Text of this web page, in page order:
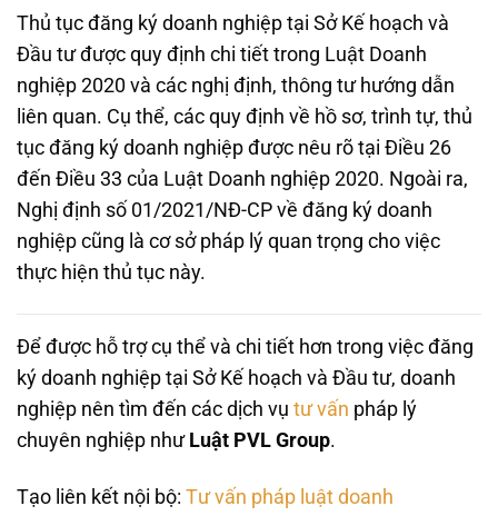
Thủ tục đăng ký doanh nghiệp tại Sở Kế hoạch và
Đầu tư được quy định chi tiết trong Luật Doanh
nghiệp 2020 và các nghị định, thông tư hướng dẫn
liên quan. Cụ thể, các quy định về hồ sơ, trình tự, thủ
tục đăng ký doanh nghiệp được nêu rõ tại Điều 26
đến Điều 33 của Luật Doanh nghiệp 2020. Ngoài ra,
Nghị định số 01/2021/NĐ-CP về đăng ký doanh
nghiệp cũng là cơ sở pháp lý quan trọng cho việc
thực hiện thủ tục này.
Để được hỗ trợ cụ thể và chi tiết hơn trong việc đăng
ký doanh nghiệp tại Sở Kế hoạch và Đầu tư, doanh
nghiệp nên tìm đến các dịch vụ tư vấn pháp lý
chuyên nghiệp như Luật PVL Group.
Tạo liên kết nội bộ: Tư vấn pháp luật doanh